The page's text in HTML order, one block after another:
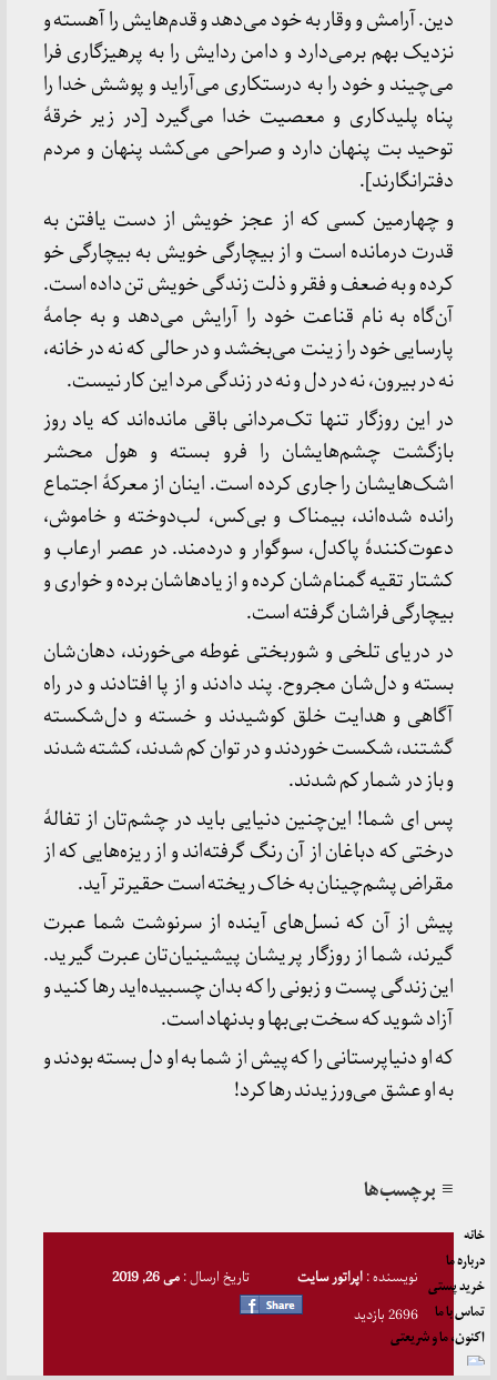
دین. آرامش و وقار به خود می‌دهد و قدم‌هایش را آهسته و
نزدیک بهم برمی‌دارد و دامن ردایش را به پرهیزگاری فرا
می‌چیند و خود را به درستکاری می‌آراید و پوشش خدا را
پناه پلیدکاری و معصیت خدا می‌گیرد [در زیر خرقۀ
توحید بت پنهان دارد و صراحی می‌کشد پنهان و مردم
دفترانگارند].
و چهارمین کسی که از عجز خویش از دست یافتن به
قدرت درمانده است و از بیچارگی خویش به بیچارگی خو
کرده و به ضعف و فقر و ذلت زندگی خویش تن داده است.
آن‌گاه به نام قناعت خود را آرایش می‌دهد و به جامۀ
پارسایی خود را زینت می‌بخشد و در حالی که نه در خانه،
نه در بیرون، نه در دل و نه در زندگی مرد این کار نیست.
در این روزگار تنها تک‌مردانی باقی مانده‌اند که یاد روز
بازگشت چشم‌هایشان را فرو بسته و هول محشر
اشک‌هایشان را جاری کرده است. اینان از معرکۀ اجتماع
رانده شده‌اند، بیمناک و بی‌کس، لب‌دوخته و خاموش،
دعوت‌کنندۀ پاکدل، سوگوار و دردمند. در عصر ارعاب و
کشتار تقیه گمنام‌شان کرده و از یادهاشان برده و خواری و
بیچارگی فراشان گرفته است.
در دریای تلخی و شوربختی غوطه می‌خورند، دهان‌شان
بسته و دل‌شان مجروح. پند دادند و از پا افتادند و در راه
آگاهی و هدایت خلق کوشیدند و خسته و دل‌شکسته
گشتند، شکست خوردند و در توان کم شدند، کشته شدند
و باز در شمار کم شدند.
پس ای شما! این‌چنین دنیایی باید در چشم‌تان از تفالۀ
درختی که دباغان از آن رنگ گرفته‌اند و از ریزه‌هایی که از
مقراض پشم‌چینان به خاک ریخته است حقیرتر آید.
پیش از آن که نسل‌های آینده از سرنوشت شما عبرت
گیرند، شما از روزگار پریشان پیشینیان‌تان عبرت گیرید.
این زندگی پست و زبونی را که بدان چسبیده‌اید رها کنید و
آزاد شوید که سخت بی‌بها و بدنهاد است.
که او دنیاپرستانی را که پیش از شما به او دل بسته بودند و
به او عشق می‌ورزیدند رها کرد!
≡ برچسب‌ها
نویسنده :اپراتور سایت تاریخ ارسال :می 26, 2019
2696 بازدید
خانه
درباره ما
خرید پستی
تماس با ما
اکنون، ما و شریعتی